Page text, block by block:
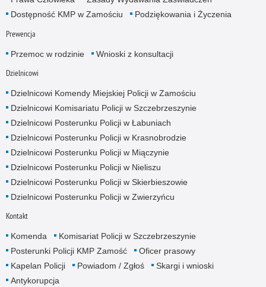
Dostępność KMP w Zamościu
Podziękowania i Życzenia
Prewencja
Przemoc w rodzinie Wnioski z konsultacji
Dzielnicowi
Dzielnicowi Komendy Miejskiej Policji w Zamościu
Dzielnicowi Komisariatu Policji w Szczebrzeszynie
Dzielnicowi Posterunku Policji w Łabuniach
Dzielnicowi Posterunku Policji w Krasnobrodzie
Dzielnicowi Posterunku Policji w Miączynie
Dzielnicowi Posterunku Policji w Nieliszu
Dzielnicowi Posterunku Policji w Skierbieszowie
Dzielnicowi Posterunku Policji w Zwierzyńcu
Kontakt
Komenda
Komisariat Policji w Szczebrzeszynie
Posterunki Policji KMP Zamość
Oficer prasowy
Kapelan Policji
Powiadom / Zgłoś
Skargi i wnioski
Antykorupcja